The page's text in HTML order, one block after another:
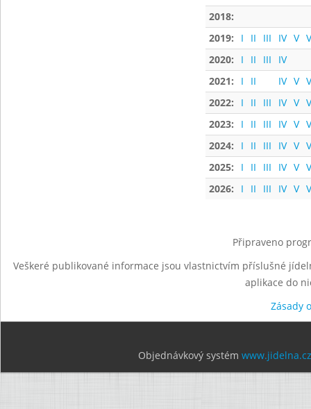
2018:
2019:
I II III IV V
2020:
I II III
IV
2021:
I II IV V
2022:
I II III IV V
2023:
I II III IV V
2024:
I II III IV V
2025:
I II III IV V
2026:
I II III IV V
Připraveno
Veškeré publikované informace jsou vlastnictvím příslušné
aplikace do
Zásady
Objednávkový systém www.jidelna.cz